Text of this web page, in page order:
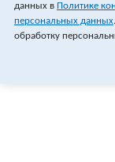
данных в Политике
персональных данных
обработку